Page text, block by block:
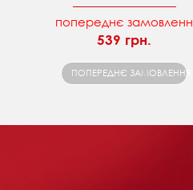
попереднє замовленн
539 грн.
ПОПЕРЕДНЄ ЗАМОВЛЕННЯ